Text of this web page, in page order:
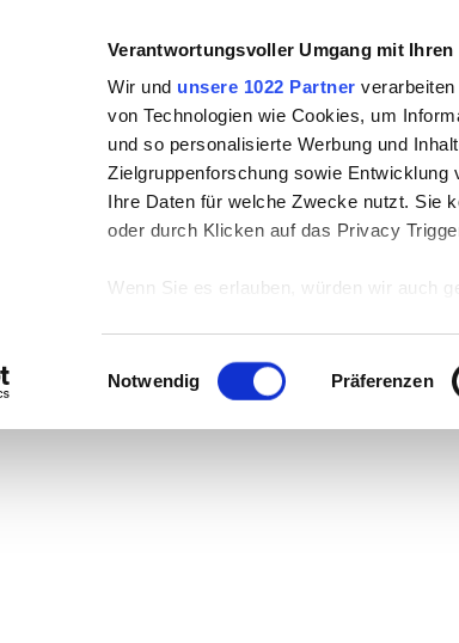
Verantwortungsvoller Umgang mit Ihren
Wir und unsere 1022 Partner
von Technologien wie Cookies, um
und so personalisierte Werbung und
Zielgruppenforschung sowie Entwicklung
Ihre Daten für welche Zwecke nutzt. Sie
oder durch Klicken auf das Privacy
Wenn Sie es erlauben, würden wir auch
Ihr Gerät durch aktives Scannen
Erfahren Sie mehr darüber, wie Ihre
Präferenzen imAbschnitt Einzelheiten
Einwilligungsauswahl
Notwendig Präferenzen